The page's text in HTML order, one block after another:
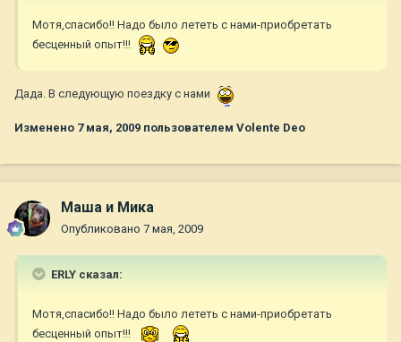
Мотя,спасибо!! Надо было лететь с нами-приобретать
бесценный опыт!!!
Дада. В следующую поездку с нами
Изменено 7 мая, 2009 пользователем Volente Deo
Маша и Мика
Опубликовано 7 мая, 2009
ERLY сказал:
Мотя,спасибо!! Надо было лететь с нами-приобретать
бесценный опыт!!!